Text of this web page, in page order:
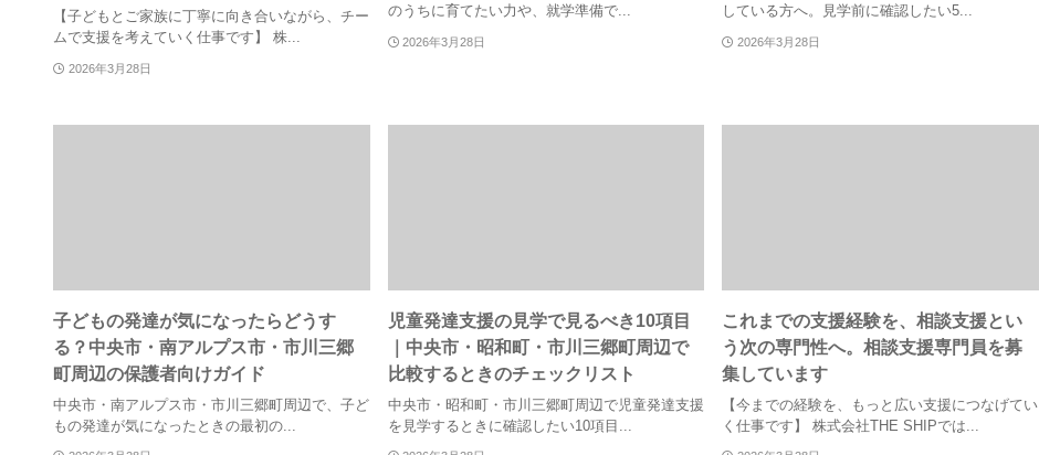
【子どもとご家族に丁寧に向き合いながら、チー
ムで支援を考えていく仕事です】 株...
2026年3月28日
のうちに育てたい力や、就学準備で...
2026年3月28日
している方へ。見学前に確認したい5...
2026年3月28日
子どもの発達が気になったらどうす
る？中央市・南アルプス市・市川三郷
町周辺の保護者向けガイド
中央市・南アルプス市・市川三郷町周辺で、子ど
もの発達が気になったときの最初の...
児童発達支援の見学で見るべき10項目
｜中央市・昭和町・市川三郷町周辺で
比較するときのチェックリスト
中央市・昭和町・市川三郷町周辺で児童発達支援
を見学するときに確認したい10項目...
これまでの支援経験を、相談支援とい
う次の専門性へ。相談支援専門員を募
集しています
【今までの経験を、もっと広い支援につなげてい
く仕事です】 株式会社THE SHIPでは...